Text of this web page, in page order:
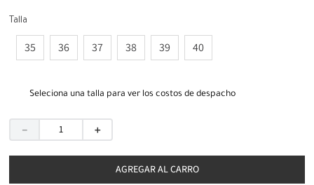
Talla
35 36 37 38 39 40
Seleciona una talla para ver los costos de despacho
＋
－
AGREGAR AL CARRO